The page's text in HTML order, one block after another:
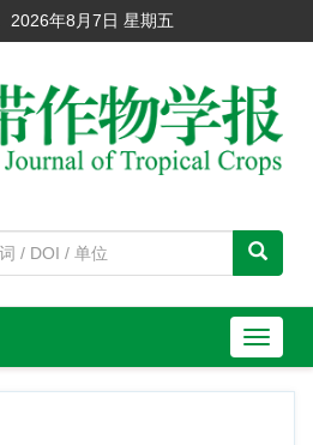
2026年8月7日 星期五
导
航